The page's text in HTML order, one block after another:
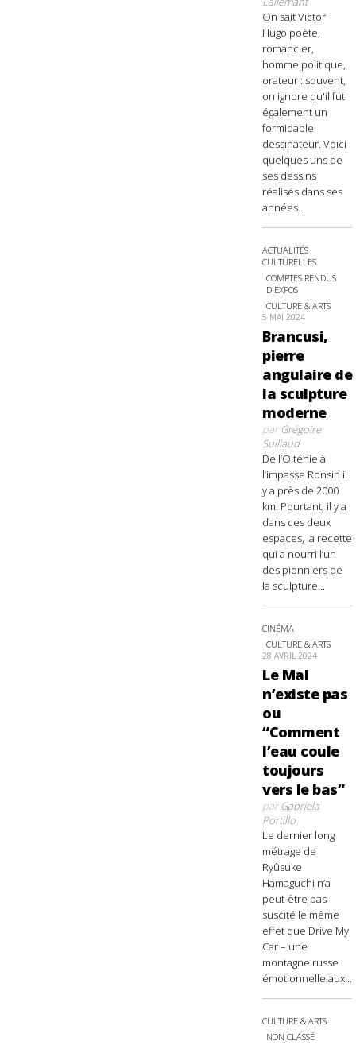
On sait Victor
Hugo poète,
romancier,
homme politique,
orateur : souvent,
on ignore qu'il fut
également un
formidable
dessinateur. Voici
quelques uns de
ses dessins
réalisés dans ses
années...
ACTUALITÉS
CULTURELLES
COMPTES RENDUS
D'EXPOS
CULTURE & ARTS
5 MAI 2024
Brancusi,
pierre
angulaire de
la sculpture
moderne
parGrégoire
Suillaud
De l’Olténie à
l’impasse Ronsin il
y a près de 2000
km. Pourtant, il y a
dans ces deux
espaces, la recette
qui a nourri l’un
des pionniers de
la sculpture...
CINÉMA
CULTURE & ARTS
28 AVRIL 2024
Le Mal
n’existe pas
ou
“Comment
l’eau coule
toujours
vers le bas”
parGabriela
Portillo
Le dernier long
métrage de
Ryûsuke
Hamaguchi n’a
peut-être pas
suscité le même
effet que Drive My
Car – une
montagne russe
émotionnelle aux...
CULTURE & ARTS
NON CLASSÉ